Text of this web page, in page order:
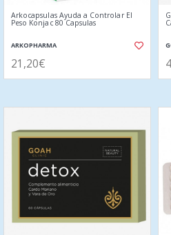
Arkocapsulas Ayuda a Controlar El
Peso Konjac 80 Capsulas
ARKOPHARMA
21,20€